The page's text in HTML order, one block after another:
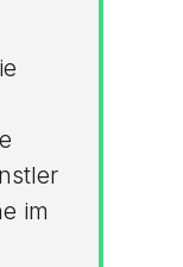
im